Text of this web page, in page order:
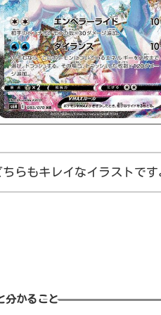
ちらもキレイなイラストで
分かること